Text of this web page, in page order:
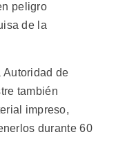
peligro
de la
Autoridad de
también
impreso,
durante 60